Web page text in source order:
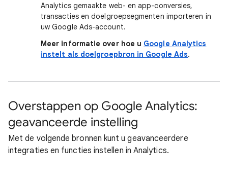
Analytics gemaakte web- en app-conversies,
transacties en doelgroepsegmenten importeren in
uw Google Ads-account.
Meer informatie over hoe u Google Analytics
instelt als doelgroepbron in Google Ads.
Overstappen op Google Analytics:
geavanceerde instelling
Met de volgende bronnen kunt u geavanceerdere
integraties en functies instellen in Analytics.